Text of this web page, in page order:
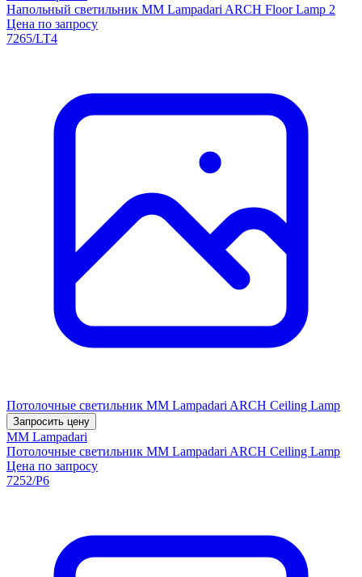
Напольный светильник MM Lampadari ARCH Floor Lamp 2
Цена по запросу
7265/LT4
Потолочные светильник MM Lampadari ARCH Ceiling Lamp
Запросить цену
MM Lampadari
Потолочные светильник MM Lampadari ARCH Ceiling Lamp
Цена по запросу
7252/P6